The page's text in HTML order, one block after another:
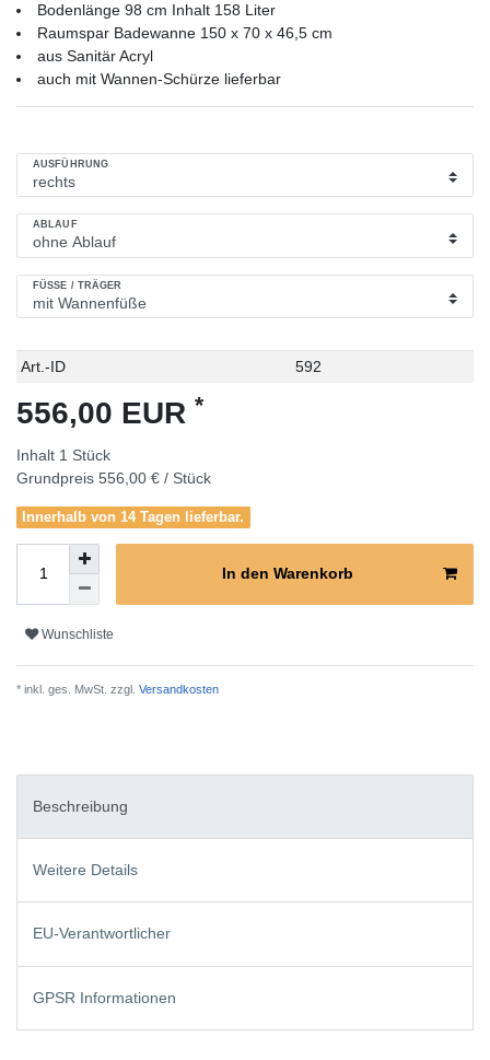
Bodenlänge 98 cm Inhalt 158 Liter
Raumspar Badewanne 150 x 70 x 46,5 cm
aus Sanitär Acryl
auch mit Wannen-Schürze lieferbar
AUSFÜHRUNG
ABLAUF
FÜSSE / TRÄGER
Technisches
Wert
Art.-ID 592
556,00 EUR *
Inhalt 1 Stück
Grundpreis 556,00 € / Stück
Innerhalb von 14 Tagen lieferbar.
In den Warenkorb
Wunschliste
* inkl. ges. MwSt. zzgl. Versandkosten
Beschreibung
Weitere Details
EU-Verantwortlicher
GPSR Informationen